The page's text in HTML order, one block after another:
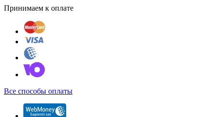
Принимаем к оплате
Все способы оплаты